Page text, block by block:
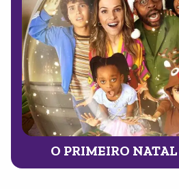
O PRIMEIRO